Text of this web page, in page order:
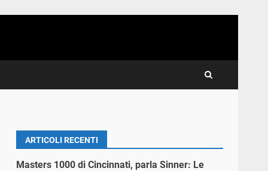
ARTICOLI RECENTI
Masters 1000 di Cincinnati, parla Sinner: Le